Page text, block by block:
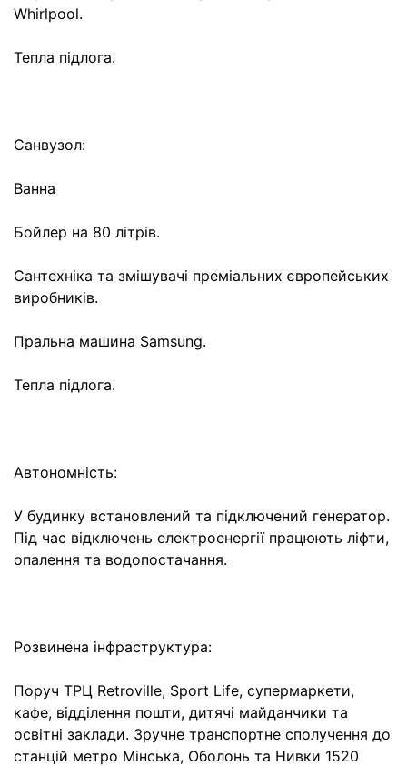
Whirlpool.
Тепла підлога.
Санвузол:
Ванна
Бойлер на 80 літрів.
Сантехніка та змішувачі преміальних європейських
виробників.
Пральна машина Samsung.
Тепла підлога.
Автономність:
У будинку встановлений та підключений генератор.
Під час відключень електроенергії працюють ліфти,
опалення та водопостачання.
Розвинена інфраструктура:
Поруч ТРЦ Retroville, Sport Life, супермаркети,
кафе, відділення пошти, дитячі майданчики та
освітні заклади. Зручне транспортне сполучення до
станцій метро Мінська, Оболонь та Нивки 1520